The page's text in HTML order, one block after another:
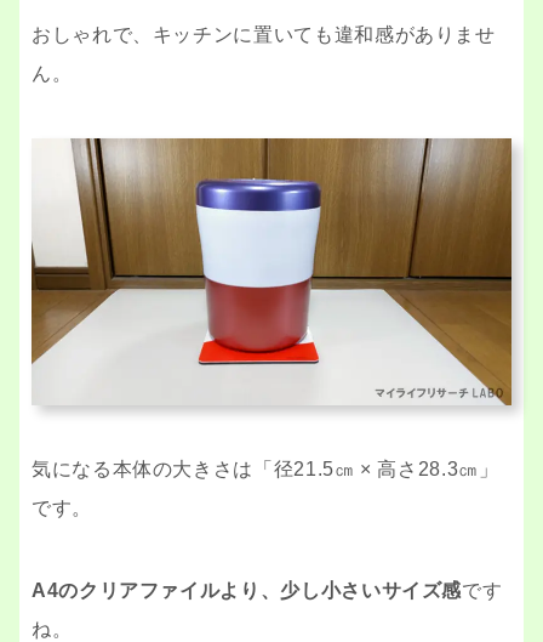
おしゃれで、キッチンに置いても違和感がありませ
ん。
気になる本体の大きさは「径21.5㎝ × 高さ28.3㎝」
です。
A4のクリアファイルより、少し小さいサイズ感です
ね。